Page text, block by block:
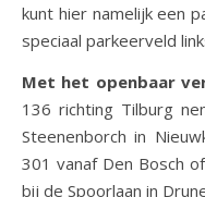
kunt hier namelijk een
speciaal parkeerveld
Met het openbaar
136 richting Tilburg
Steenenborch in
301 vanaf Den Bosch
bij de Spoorlaan in